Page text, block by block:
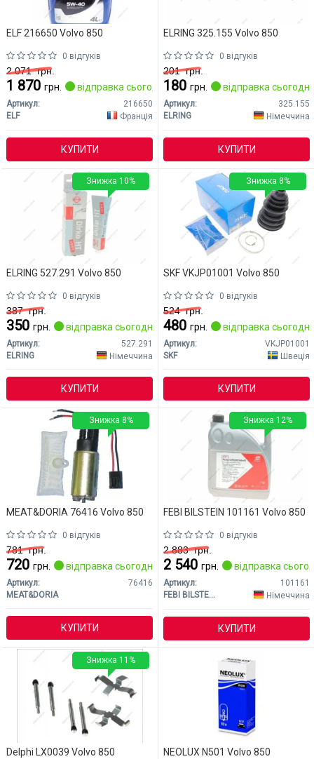
ELF 216650 Volvo 850
0 відгуків
2 071грн.
1 870 грн. відправка сьогодні
Артикул:
216650
ELF
Франція
КУПИТИ
ELRING 325.155 Volvo 850
0 відгуків
201грн.
180 грн. відправка сьогодні
Артикул:
325.155
ELRING
Німеччина
КУПИТИ
ELRING 527.291 Volvo 850
0 відгуків
387грн.
350 грн. відправка сьогодні
Артикул:
527.291
ELRING
Німеччина
КУПИТИ
Знижка 10%
SKF VKJP01001 Volvo 850
0 відгуків
524грн.
480 грн. відправка сьогодні
Артикул:
VKJP01001
SKF
Швеція
КУПИТИ
Знижка 8%
MEAT&DORIA 76416 Volvo 850
0 відгуків
781грн.
720 грн. відправка сьогодні
Артикул:
76416
MEAT&DORIA
КУПИТИ
Знижка 8%
FEBI BILSTEIN 101161 Volvo 850
0 відгуків
2 883грн.
2 540 грн. відправка
Артикул:
101161
FEBI BILSTEIN
Німеччина
КУПИТИ
Знижка 12%
Delphi LX0039 Volvo 850
Знижка 11%
NEOLUX N501 Volvo 850